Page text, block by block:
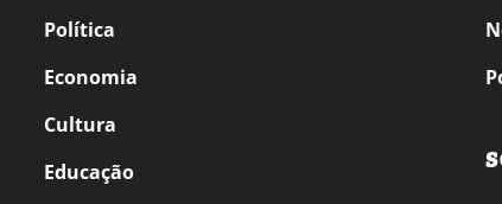
Política
Economia
Cultura
Educação